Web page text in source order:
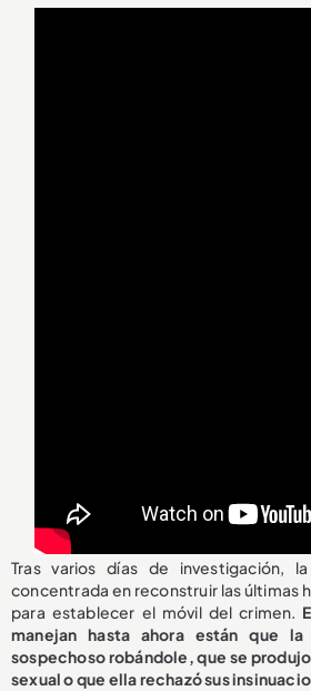
Tras varios días de investigación, la
concentrada en reconstruir las últimas
para establecer el móvil del crimen.
manejan hasta ahora están que
sospechoso robándole, que se
sexual o que ella rechazó sus